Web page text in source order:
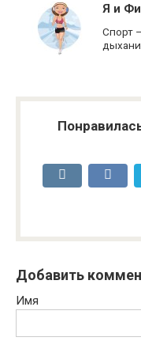
Я и
Спорт
Добавить
Имя